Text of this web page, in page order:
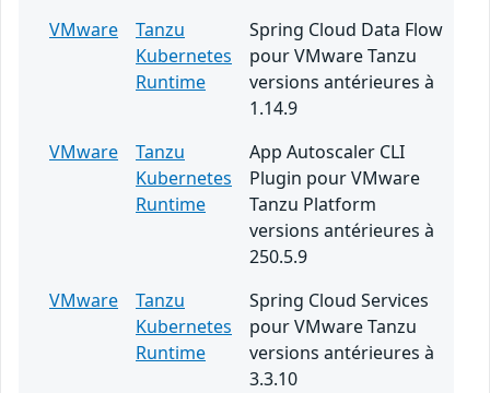
VMware
Tanzu
Kubernetes
Runtime
Spring Cloud Data Flow
pour VMware Tanzu
versions antérieures à
1.14.9
VMware
Tanzu
Kubernetes
Runtime
App Autoscaler CLI
Plugin pour VMware
Tanzu Platform
versions antérieures à
250.5.9
VMware
Tanzu
Kubernetes
Runtime
Spring Cloud Services
pour VMware Tanzu
versions antérieures à
3.3.10